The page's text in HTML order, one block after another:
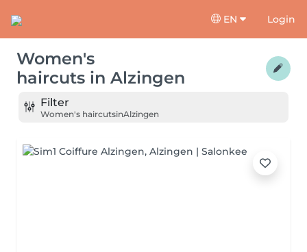
EN Login
Women's
haircuts in Alzingen
Filter
Women's haircutsinAlzingen